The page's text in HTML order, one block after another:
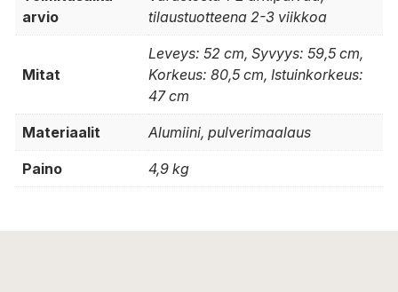
arvio
tilaustuotteena 2-3 viikkoa
Mitat
Leveys: 52 cm, Syvyys: 59,5 cm,
Korkeus: 80,5 cm, Istuinkorkeus:
47 cm
Materiaalit Alumiini, pulverimaalaus
Paino 4,9 kg